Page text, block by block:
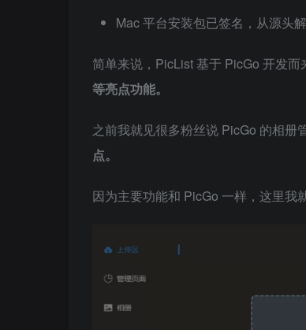
Mac 平台安装包已签名，从源头
简单来说，PicList 基于 PicGo 开发而
等亮点功能。
之前我就见很多粉丝说 PicGo 的相册
点。
因为主要功能和 PicGo 一样，这里我